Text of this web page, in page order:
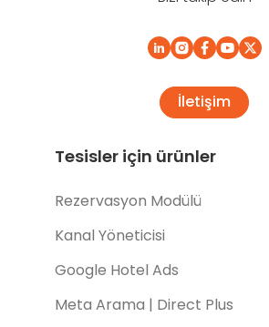
İletişim
Tesisler için ürünler
Rezervasyon Modülü
Kanal Yöneticisi
Google Hotel Ads
Meta Arama | Direct Plus